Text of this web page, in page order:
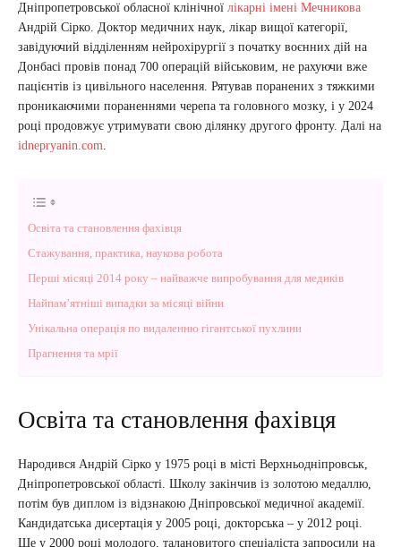
Дніпропетровської обласної клінічної лікарні імені Мечникова
Андрій Сірко. Доктор медичних наук, лікар вищої категорії,
завідуючий відділенням нейрохірургії з початку воєнних дій на
Донбасі провів понад 700 операцій військовим, не рахуючи вже
пацієнтів із цивільного населення. Рятував поранених з тяжкими
проникаючими пораненнями черепа та головного мозку, і у 2024
році продовжує утримувати свою ділянку другого фронту. Далі на
idnepryanin.com.
Освіта та становлення фахівця
Стажування, практика, наукова робота
Перші місяці 2014 року – найважче випробування для медиків
Найпам’ятніші випадки за місяці війни
Унікальна операція по видаленню гігантської пухлини
Прагнення та мрії
Освіта та становлення фахівця
Народився Андрій Сірко у 1975 році в місті Верхньодніпровськ,
Дніпропетровської області. Школу закінчив із золотою медаллю,
потім був диплом із відзнакою Дніпровської медичної академії.
Кандидатська дисертація у 2005 році, докторська – у 2012 році.
Ще у 2000 році молодого, талановитого спеціаліста запросили на